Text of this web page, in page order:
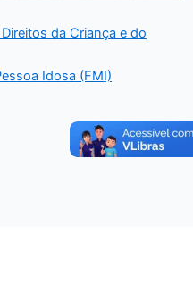
da Criança e do
Idosa (FMI)